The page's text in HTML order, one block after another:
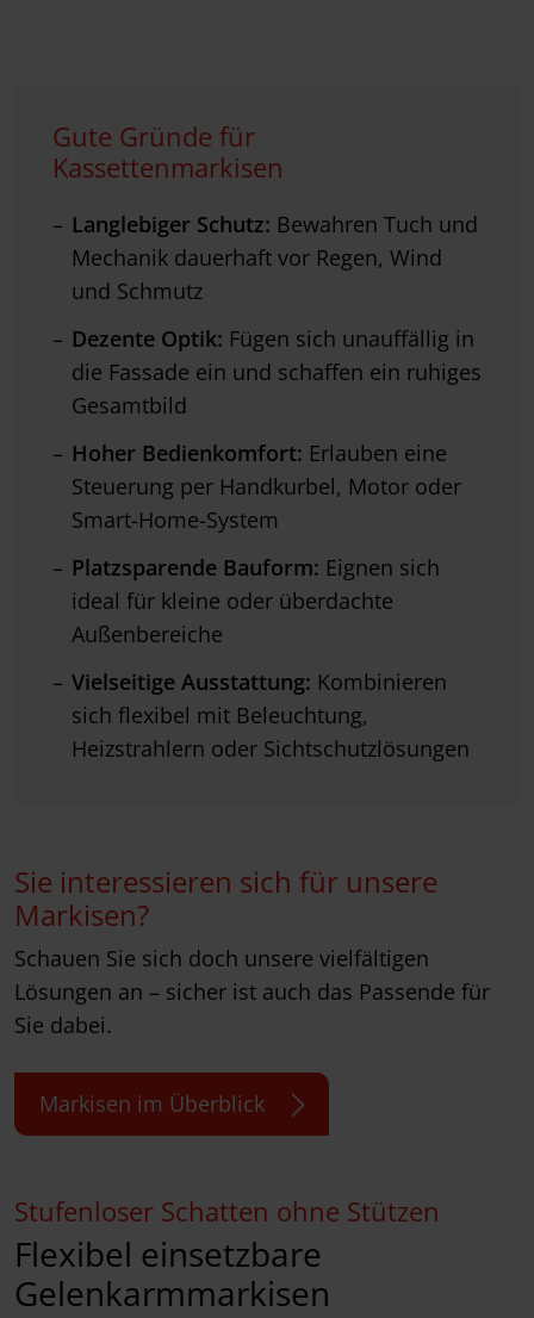
Gute Gründe für
Kassettenmarkisen
Langlebiger Schutz: Bewahren Tuch und
Mechanik dauerhaft vor Regen, Wind
und Schmutz
Dezente Optik: Fügen sich unauffällig in
die Fassade ein und schaffen ein ruhiges
Gesamtbild
Hoher Bedienkomfort: Erlauben eine
Steuerung per Handkurbel, Motor oder
Smart-Home-System
Platzsparende Bauform: Eignen sich
ideal für kleine oder überdachte
Außenbereiche
Vielseitige Ausstattung: Kombinieren
sich flexibel mit Beleuchtung,
Heizstrahlern oder Sichtschutzlösungen
Sie interessieren sich für unsere
Markisen?
Schauen Sie sich doch unsere vielfältigen
Lösungen an – sicher ist auch das Passende für
Sie dabei.
Markisen im Überblick
Stufenloser Schatten ohne Stützen
Flexibel einsetzbare
Gelenkarmmarkisen